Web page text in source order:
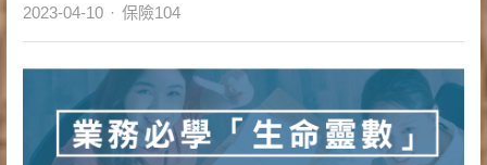
2023-04-10 Author
保險104